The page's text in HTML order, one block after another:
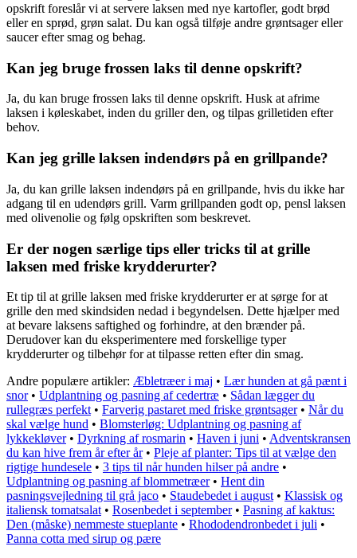
opskrift foreslår vi at servere laksen med nye kartofler, godt brød
eller en sprød, grøn salat. Du kan også tilføje andre grøntsager eller
saucer efter smag og behag.
Kan jeg bruge frossen laks til denne opskrift?
Ja, du kan bruge frossen laks til denne opskrift. Husk at afrime
laksen i køleskabet, inden du griller den, og tilpas grilletiden efter
behov.
Kan jeg grille laksen indendørs på en grillpande?
Ja, du kan grille laksen indendørs på en grillpande, hvis du ikke har
adgang til en udendørs grill. Varm grillpanden godt op, pensl laksen
med olivenolie og følg opskriften som beskrevet.
Er der nogen særlige tips eller tricks til at grille
laksen med friske krydderurter?
Et tip til at grille laksen med friske krydderurter er at sørge for at
grille den med skindsiden nedad i begyndelsen. Dette hjælper med
at bevare laksens saftighed og forhindre, at den brænder på.
Derudover kan du eksperimentere med forskellige typer
krydderurter og tilbehør for at tilpasse retten efter din smag.
Andre populære artikler: Æbletræer i maj • Lær hunden at gå pænt i
snor• Udplantning og pasning af cedertræ • Sådan lægger du
rullegræs perfekt • Farverig pastaret med friske grøntsager• Når du
skal vælge hund • Blomsterløg: Udplantning og pasning af
lykkekløver• Dyrkning af rosmarin • Haven i juni • Adventskransen
du kan hive frem år efter år• Pleje af planter: Tips til at vælge den
rigtige hundesele • 3 tips til når hunden hilser på andre •
Udplantning og pasning af blommetræer• Hent din
pasningsvejledning til grå jaco • Staudebedet i august • Klassisk og
italiensk tomatsalat • Rosenbedet i september• Pasning af kaktus:
Den (måske) nemmeste stueplante • Rhododendronbedet i juli •
Panna cotta med sirup og pære